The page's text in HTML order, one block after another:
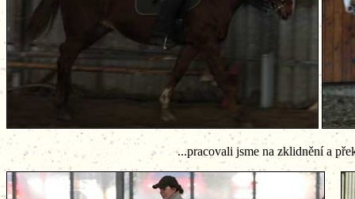
...pracovali jsme na zklidnění a